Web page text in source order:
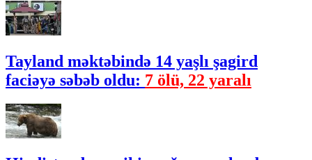
Tayland məktəbində 14 yaşlı şagird
faciəyə səbəb oldu: 7 ölü, 22 yaralı